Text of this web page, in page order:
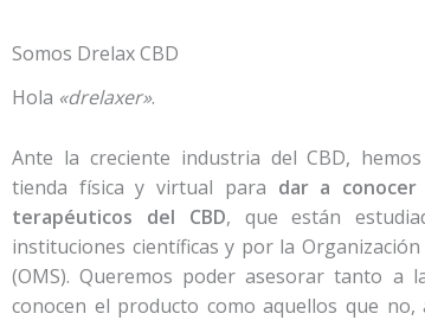
Somos Drelax CBD
Hola «drelaxer».
Ante la creciente industria del CBD,
tienda física y virtual para dar a
terapéuticos del CBD, que están
instituciones científicas y por la
(OMS). Queremos poder asesorar tanto a
conocen el producto como aquellos que